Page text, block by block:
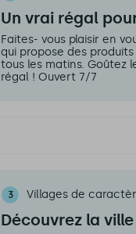
Un vrai régal
Faites- vous plaisir en
qui propose des
tous les matins. Goûtez
régal ! Ouvert 7/7
3 Villages de
Découvrez la